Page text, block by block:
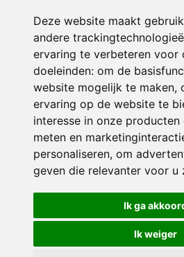
Deze website maakt
andere
ervaring te verbeteren voor
doeleinden: om de
website mogelijk te maken,
ervaring op de website te
interesse in onze producten
meten en
personaliseren, om
geven die relevanter voor u
Ik ga
Ik weiger
© 2026 Sint Bernardus | Alle
Privacy policy|Disclaimer|
voorkeuren
Crealisatie The